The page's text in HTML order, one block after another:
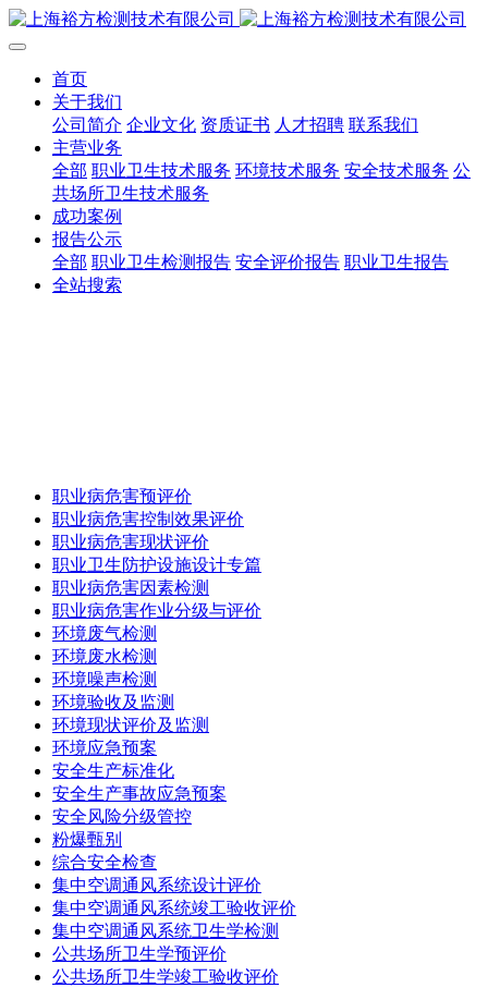
首页
关于我们
公司简介 企业文化 资质证书 人才招聘 联系我们
主营业务
全部 职业卫生技术服务 环境技术服务 安全技术服务 公
共场所卫生技术服务
成功案例
报告公示
全部 职业卫生检测报告 安全评价报告 职业卫生报告
全站搜索
职业病危害预评价
职业病危害控制效果评价
职业病危害现状评价
职业卫生防护设施设计专篇
职业病危害因素检测
职业病危害作业分级与评价
环境废气检测
环境废水检测
环境噪声检测
环境验收及监测
环境现状评价及监测
环境应急预案
安全生产标准化
安全生产事故应急预案
安全风险分级管控
粉爆甄别
综合安全检查
集中空调通风系统设计评价
集中空调通风系统竣工验收评价
集中空调通风系统卫生学检测
公共场所卫生学预评价
公共场所卫生学竣工验收评价